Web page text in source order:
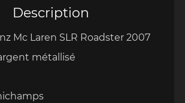
Description
Mc Laren SLR Roadster 2007
métallisé